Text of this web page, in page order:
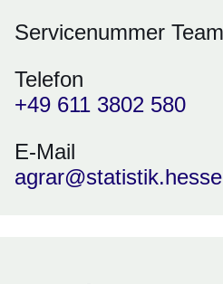
Servicenummer
Telefon
+49 611 3802 580
E-Mail